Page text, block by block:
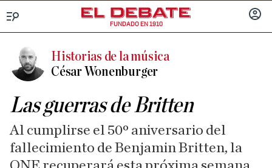
FUNDADO EN 1910
Historias de la música
César Wonenburger
Las guerras de Britten
Al cumplirse el 50º aniversario del
fallecimiento de Benjamin Britten, la